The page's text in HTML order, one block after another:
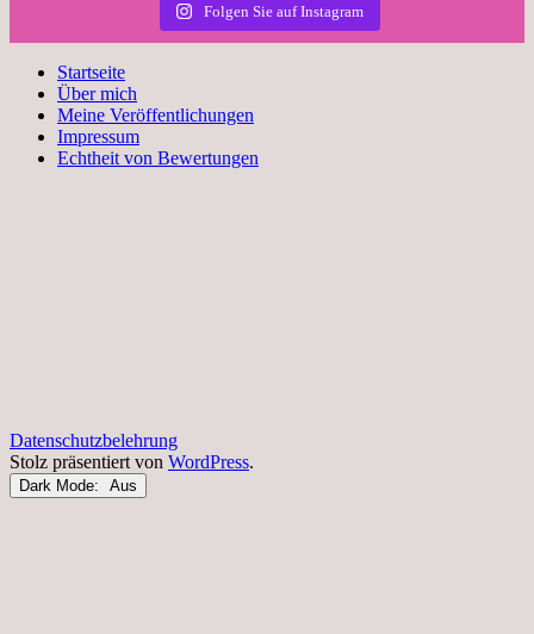
Folgen Sie auf Instagram
Startseite
Über mich
Meine Veröffentlichungen
Impressum
Echtheit von Bewertungen
Datenschutzbelehrung
Stolz präsentiert von WordPress.
Dark Mode: